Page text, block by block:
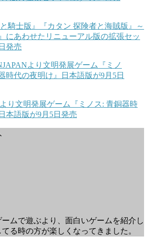
と騎士版』『カタン 探険者と海賊版』～
にあわせたリニューアル版の拡張セッ
発売
り文明発展ゲーム『ミノス: 青銅器時
本語版が9月5日発売
ムで遊ぶより、面白いゲームを紹介し
る時の方が楽しくなってきました。